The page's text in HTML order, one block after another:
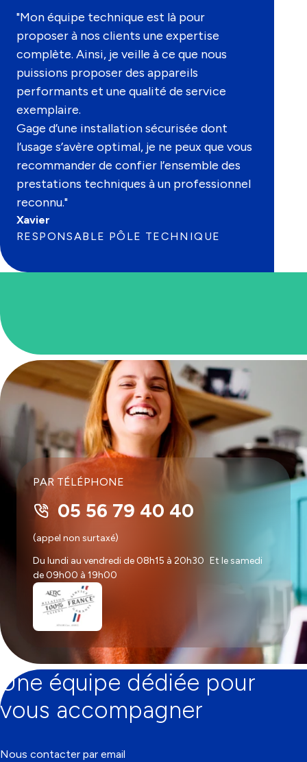
"Mon équipe technique est là pour
proposer à nos clients une expertise
complète. Ainsi, je veille à ce que nous
puissions proposer des appareils
performants et une qualité de service
exemplaire.
Gage d’une installation sécurisée dont
l’usage s’avère optimal, je ne peux que vous
recommander de confier l’ensemble des
prestations techniques à un professionnel
reconnu."
Xavier
RESPONSABLE PÔLE TECHNIQUE
PAR TÉLÉPHONE
05 56 79 40 40
(appel non surtaxé)
Du lundi au vendredi de 08h15 à 20h30 Et le samedi
de 09h00 à 19h00
Une équipe dédiée pour
vous accompagner
Nous contacter par email